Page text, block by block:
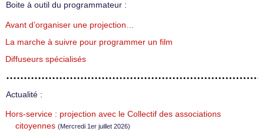
Boite à outil du programmateur :
Avant d’organiser une projection…
La marche à suivre pour programmer un film
Diffuseurs spécialisés
Actualité :
Hors-service : projection avec le Collectif des associations
citoyennes (Mercredi 1er juillet 2026)